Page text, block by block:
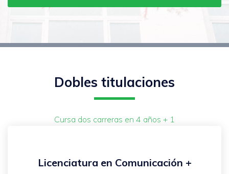
Dobles titulaciones
Cursa dos carreras en 4 años + 1
Licenciatura en Comunicación +